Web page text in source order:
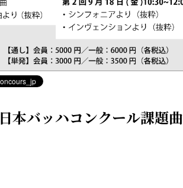
本バッハコンクール課題